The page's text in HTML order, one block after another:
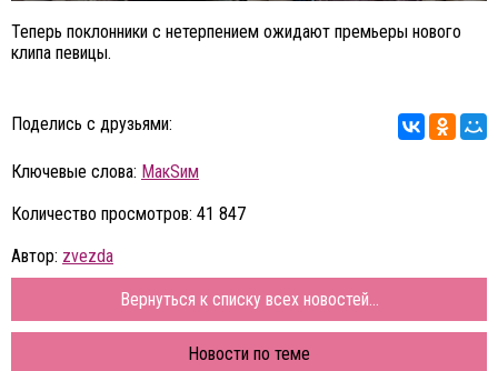
Теперь поклонники с нетерпением ожидают премьеры нового
клипа певицы.
Поделись с друзьями:
Ключевые слова: МакSим
Количество просмотров: 41 847
Автор: zvezda
Вернуться к списку всех новостей...
Новости по теме